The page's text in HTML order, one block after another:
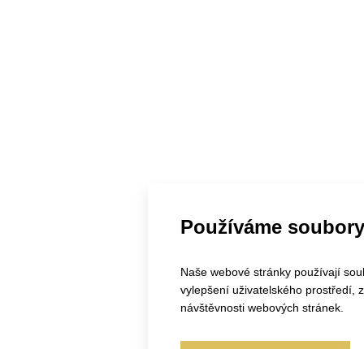
Používáme
Naše webové stránky používají
vylepšení uživatelského prostředí,
návštěvnosti webových stránek.